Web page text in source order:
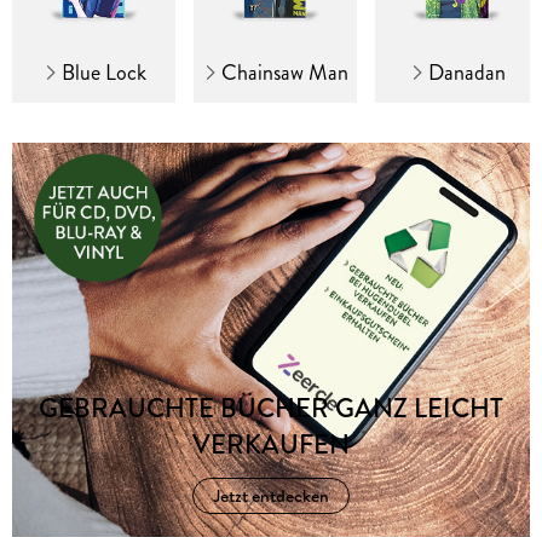
Blue Lock Chainsaw Man Danadan
GEBRAUCHTE BÜCHER GANZ LEICHT
VERKAUFEN
Jetzt entdecken